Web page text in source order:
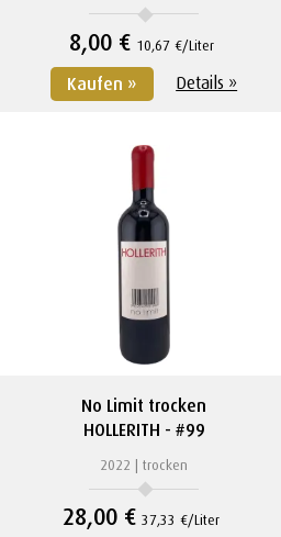
8,00 € 10,67 €/Liter
Kaufen » Details »
No Limit trocken
HOLLERITH #99
2022 trocken
28,00 € 37,33 €/Liter